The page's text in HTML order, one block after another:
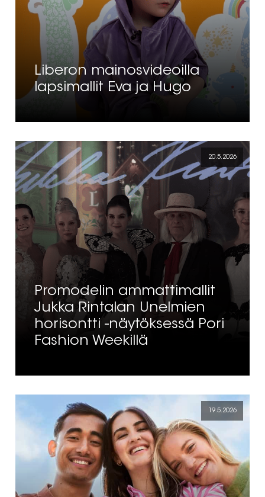
Liberon mainosvideoilla
lapsimallit Eva ja Hugo
20.5.2026
Promodelin ammattimallit
Jukka Rintalan Unelmien
horisontti -näytöksessä Pori
Fashion Weekillä
19.5.2026